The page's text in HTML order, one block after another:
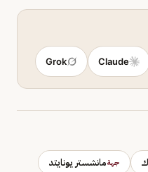
Claude
Grok
جهةمانشستر يونايتد